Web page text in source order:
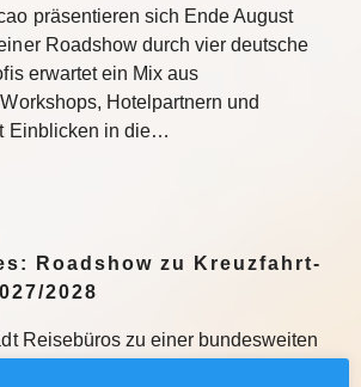
präsentieren sich Ende August
Roadshow durch vier deutsche
erwartet ein Mix aus
Hotelpartnern und
Einblicken in die…
Roadshow zu Kreuzfahrt-
2028
Reisebüros zu einer bundesweiten